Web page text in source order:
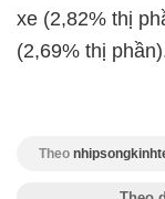
xe (2,82% thị
(2,69% thị
Theo